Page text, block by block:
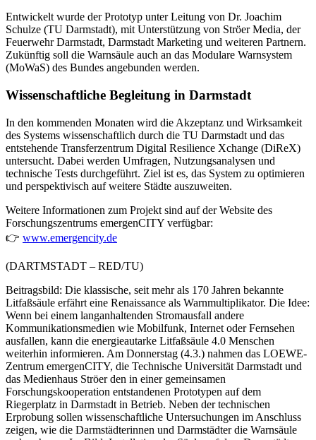
Entwickelt wurde der Prototyp unter Leitung von Dr. Joachim
Schulze (TU Darmstadt), mit Unterstützung von Ströer Media, der
Feuerwehr Darmstadt, Darmstadt Marketing und weiteren Partnern.
Zukünftig soll die Warnsäule auch an das Modulare Warnsystem
(MoWaS) des Bundes angebunden werden.
Wissenschaftliche Begleitung in Darmstadt
In den kommenden Monaten wird die Akzeptanz und Wirksamkeit
des Systems wissenschaftlich durch die TU Darmstadt und das
entstehende Transferzentrum Digital Resilience Xchange (DiReX)
untersucht. Dabei werden Umfragen, Nutzungsanalysen und
technische Tests durchgeführt. Ziel ist es, das System zu optimieren
und perspektivisch auf weitere Städte auszuweiten.
Weitere Informationen zum Projekt sind auf der Website des
Forschungszentrums emergenCITY verfügbar:
👉 www.emergencity.de
(DARTMSTADT – RED/TU)
Beitragsbild: Die klassische, seit mehr als 170 Jahren bekannte
Litfaßsäule erfährt eine Renaissance als Warnmultiplikator. Die Idee:
Wenn bei einem langanhaltenden Stromausfall andere
Kommunikationsmedien wie Mobilfunk, Internet oder Fernsehen
ausfallen, kann die energieautarke Litfaßsäule 4.0 Menschen
weiterhin informieren. Am Donnerstag (4.3.) nahmen das LOEWE-
Zentrum emergenCITY, die Technische Universität Darmstadt und
das Medienhaus Ströer den in einer gemeinsamen
Forschungskooperation entstandenen Prototypen auf dem
Riegerplatz in Darmstadt in Betrieb. Neben der technischen
Erprobung sollen wissenschaftliche Untersuchungen im Anschluss
zeigen, wie die Darmstädterinnen und Darmstädter die Warnsäule